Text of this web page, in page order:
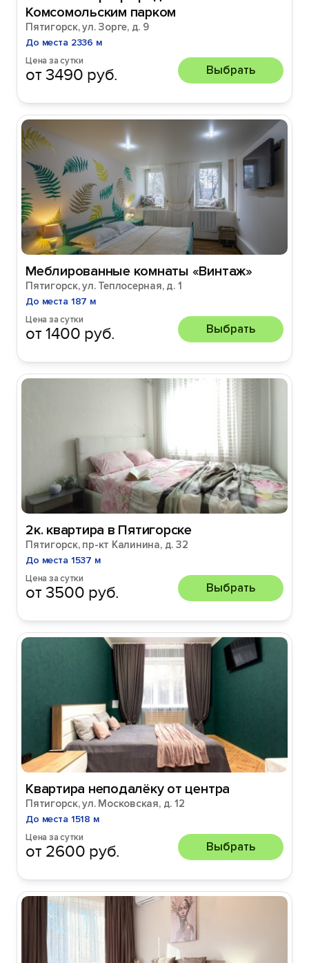
Комсомольским парком
Пятигорск, ул. Зорге, д. 9
До места 2336 м
Цена за сутки
от 3490 руб. Выбрать
Меблированные комнаты «Винтаж»
Пятигорск, ул. Теплосерная, д. 1
До места 187 м
Цена за сутки
от 1400 руб. Выбрать
2к. квартира в Пятигорске
Пятигорск, пр-кт Калинина, д. 32
До места 1537 м
Цена за сутки
от 3500 руб. Выбрать
Квартира неподалёку от центра
Пятигорск, ул. Московская, д. 12
До места 1518 м
Цена за сутки
от 2600 руб. Выбрать